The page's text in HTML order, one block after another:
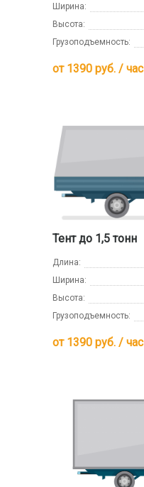
Ширина:
Высота:
Грузоподъемность:
от 1390 руб. / час
Тент до 1,5 тонн
Длина:
Ширина:
Высота:
Грузоподъемность:
от 1390 руб. / час